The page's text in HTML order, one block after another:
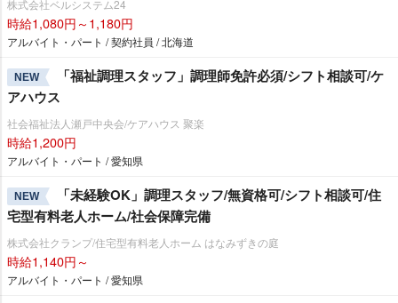
株式会社ベルシステム24
時給1,080円～1,180円
アルバイト・パート / 契約社員 / 北海道
NEW
「福祉調理スタッフ」調理師免許必須/シフト相談可/ケ
アハウス
社会福祉法人瀬戸中央会/ケアハウス 聚楽
時給1,200円
アルバイト・パート / 愛知県
NEW
「未経験OK」調理スタッフ/無資格可/シフト相談可/住
宅型有料老人ホーム/社会保障完備
株式会社クランプ/住宅型有料老人ホーム はなみずきの庭
時給1,140円～
アルバイト・パート / 愛知県